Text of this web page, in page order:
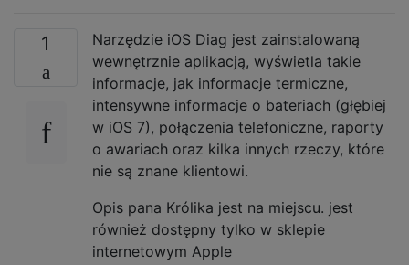
1
Narzędzie iOS Diag jest zainstalowaną
wewnętrznie aplikacją, wyświetla takie
informacje, jak informacje termiczne,
intensywne informacje o bateriach (głębiej
w iOS 7), połączenia telefoniczne, raporty
o awariach oraz kilka innych rzeczy, które
nie są znane klientowi.
Opis pana Królika jest na miejscu. jest
również dostępny tylko w sklepie
internetowym Apple